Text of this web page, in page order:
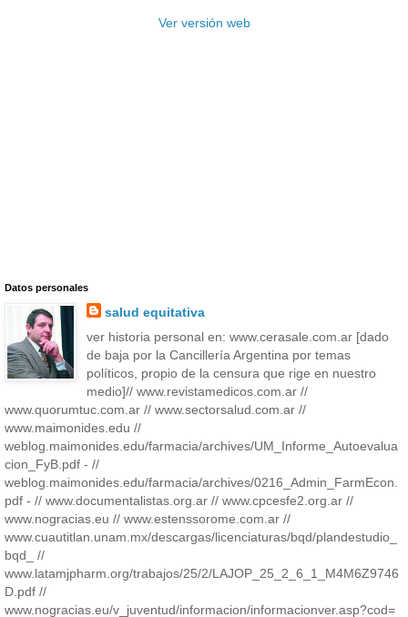
Ver versión web
Datos personales
salud equitativa
ver historia personal en: www.cerasale.com.ar [dado
de baja por la Cancillería Argentina por temas
políticos, propio de la censura que rige en nuestro
medio]// www.revistamedicos.com.ar //
www.quorumtuc.com.ar // www.sectorsalud.com.ar //
www.maimonides.edu //
weblog.maimonides.edu/farmacia/archives/UM_Informe_Autoevalua
cion_FyB.pdf - //
weblog.maimonides.edu/farmacia/archives/0216_Admin_FarmEcon.
pdf - // www.documentalistas.org.ar // www.cpcesfe2.org.ar //
www.nogracias.eu // www.estenssorome.com.ar //
www.cuautitlan.unam.mx/descargas/licenciaturas/bqd/plandestudio_
bqd_ //
www.latamjpharm.org/trabajos/25/2/LAJOP_25_2_6_1_M4M6Z9746
D.pdf //
www.nogracias.eu/v_juventud/informacion/informacionver.asp?cod=